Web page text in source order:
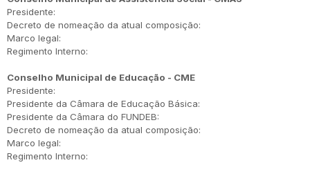
Presidente:
Decreto de nomeação da atual composição:
Marco legal:
Regimento Interno:
Conselho Municipal de Educação - CME
Presidente:
Presidente da Câmara de Educação Básica:
Presidente da Câmara do FUNDEB:
Decreto de nomeação da atual composição:
Marco legal:
Regimento Interno: